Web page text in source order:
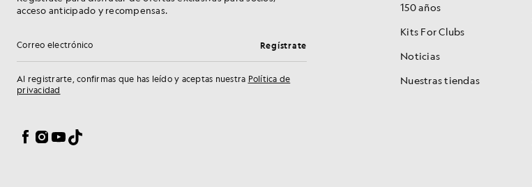
acceso anticipado y recompensas.
Dirección de correo electrónico Regístrate
Al registrarte, confirmas que has leído y aceptas nuestra Política de
privacidad
Facebook
Instagram
YouTube
TikTok
150 años
Kits For Clubs
Noticias
Nuestras tiendas